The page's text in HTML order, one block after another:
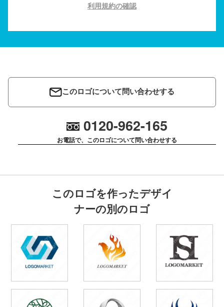
利用規約の確認
このロゴについて問い合わせする
0120-962-165
お電話で、このロゴについて問い合わせする
このロゴを作ったデザイ
ナーの別のロゴ